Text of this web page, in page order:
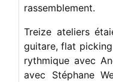
rassemblement.
Treize ateliers
guitare, flat
rythmique avec
avec Stéphane